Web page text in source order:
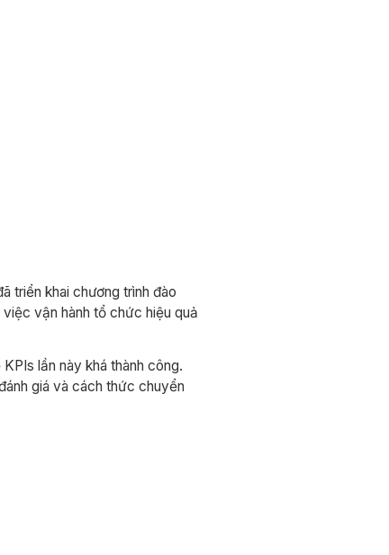
triển khai chương trình đào
vận hành tổ chức hiệu quả
lần này khá thành công.
giá và cách thức chuyển